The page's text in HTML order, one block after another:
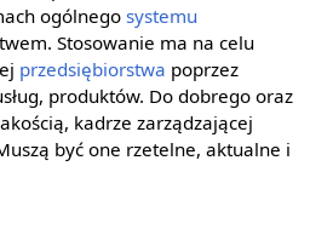
ogólnegosystemu
Stosowanie ma na celu
przedsiębiorstwa poprzez
produktów. Do dobrego oraz
kadrze zarządzającej
być one rzetelne, aktualne i